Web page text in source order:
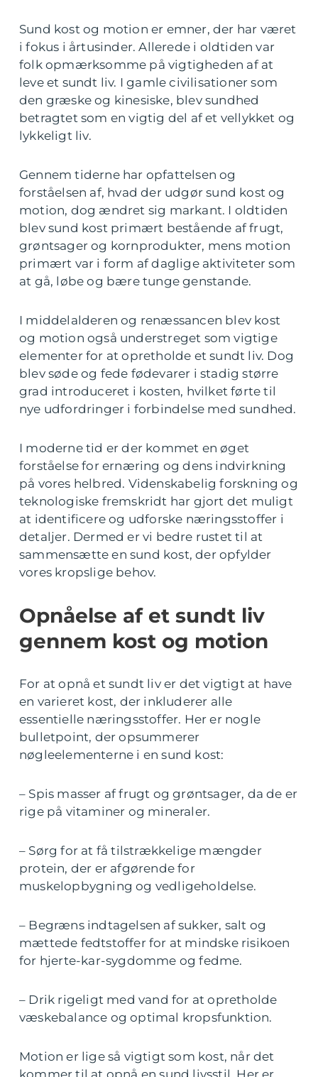
Sund kost og motion er emner, der har været
i fokus i årtusinder. Allerede i oldtiden var
folk opmærksomme på vigtigheden af at
leve et sundt liv. I gamle civilisationer som
den græske og kinesiske, blev sundhed
betragtet som en vigtig del af et vellykket og
lykkeligt liv.
Gennem tiderne har opfattelsen og
forståelsen af, hvad der udgør sund kost og
motion, dog ændret sig markant. I oldtiden
blev sund kost primært bestående af frugt,
grøntsager og kornprodukter, mens motion
primært var i form af daglige aktiviteter som
at gå, løbe og bære tunge genstande.
I middelalderen og renæssancen blev kost
og motion også understreget som vigtige
elementer for at opretholde et sundt liv. Dog
blev søde og fede fødevarer i stadig større
grad introduceret i kosten, hvilket førte til
nye udfordringer i forbindelse med sundhed.
I moderne tid er der kommet en øget
forståelse for ernæring og dens indvirkning
på vores helbred. Videnskabelig forskning og
teknologiske fremskridt har gjort det muligt
at identificere og udforske næringsstoffer i
detaljer. Dermed er vi bedre rustet til at
sammensætte en sund kost, der opfylder
vores kropslige behov.
Opnåelse af et sundt liv
gennem kost og motion
For at opnå et sundt liv er det vigtigt at have
en varieret kost, der inkluderer alle
essentielle næringsstoffer. Her er nogle
bulletpoint, der opsummerer
nøgleelementerne i en sund kost:
– Spis masser af frugt og grøntsager, da de er
rige på vitaminer og mineraler.
– Sørg for at få tilstrækkelige mængder
protein, der er afgørende for
muskelopbygning og vedligeholdelse.
– Begræns indtagelsen af sukker, salt og
mættede fedtstoffer for at mindske risikoen
for hjerte-kar-sygdomme og fedme.
– Drik rigeligt med vand for at opretholde
væskebalance og optimal kropsfunktion.
Motion er lige så vigtigt som kost, når det